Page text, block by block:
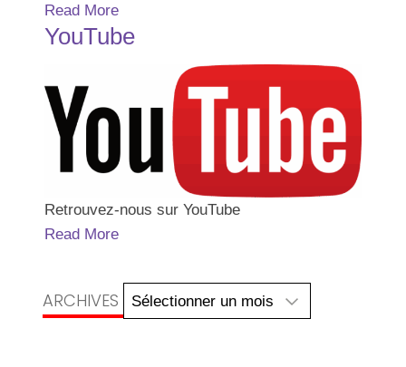
Read More
YouTube
Retrouvez-nous sur YouTube
Read More
ARCHIVES
Archives